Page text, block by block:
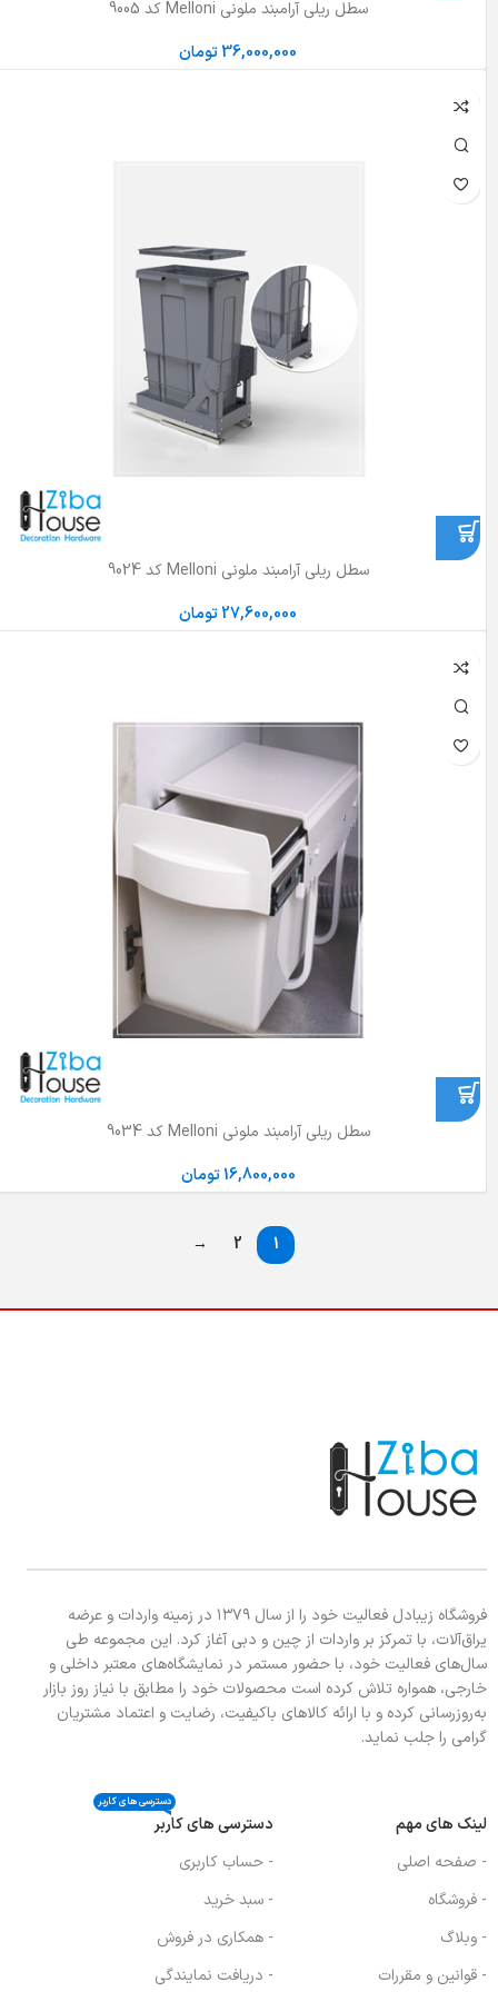
سطل ریلی آرامبند ملونی Melloni کد 9005
36,000,000تومان
سطل ریلی آرامبند ملونی Melloni کد 9024
27,600,000تومان
سطل ریلی آرامبند ملونی Melloni کد 9034
16,800,000تومان
1
2
→
فروشگاه زیبادل فعالیت خود را از سال ۱۳۷۹ در زمینه واردات و عرضه
یراق‌آلات، با تمرکز بر واردات از چین و دبی آغاز کرد. این مجموعه طی
سال‌های فعالیت خود، با حضور مستمر در نمایشگاه‌های معتبر داخلی و
خارجی، همواره تلاش کرده است محصولات خود را مطابق با نیاز روز بازار
به‌روزرسانی کرده و با ارائه کالاهای باکیفیت، رضایت و اعتماد مشتریان
گرامی را جلب نماید.
لینک های مهم
- صفحه اصلی
- فروشگاه
- وبلاگ
- قوانین و مقررات
دسترسی های کاربر
دسترسی های کاربر
- حساب کاربری
- سبد خرید
- همکاری در فروش
- دریافت نمایندگی